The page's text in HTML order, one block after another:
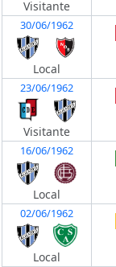
Visitante
30/06/1962
Local
23/06/1962
Visitante
16/06/1962
Local
02/06/1962
Local